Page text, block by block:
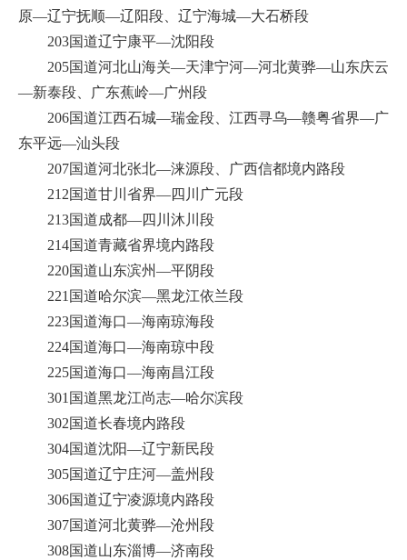
原—辽宁抚顺—辽阳段、辽宁海城—大石桥段
203国道辽宁康平—沈阳段
205国道河北山海关—天津宁河—河北黄骅—山东庆云
—新泰段、广东蕉岭—广州段
206国道江西石城—瑞金段、江西寻乌—赣粤省界—广
东平远—汕头段
207国道河北张北—涞源段、广西信都境内路段
212国道甘川省界—四川广元段
213国道成都—四川沐川段
214国道青藏省界境内路段
220国道山东滨州—平阴段
221国道哈尔滨—黑龙江依兰段
223国道海口—海南琼海段
224国道海口—海南琼中段
225国道海口—海南昌江段
301国道黑龙江尚志—哈尔滨段
302国道长春境内路段
304国道沈阳—辽宁新民段
305国道辽宁庄河—盖州段
306国道辽宁凌源境内路段
307国道河北黄骅—沧州段
308国道山东淄博—济南段